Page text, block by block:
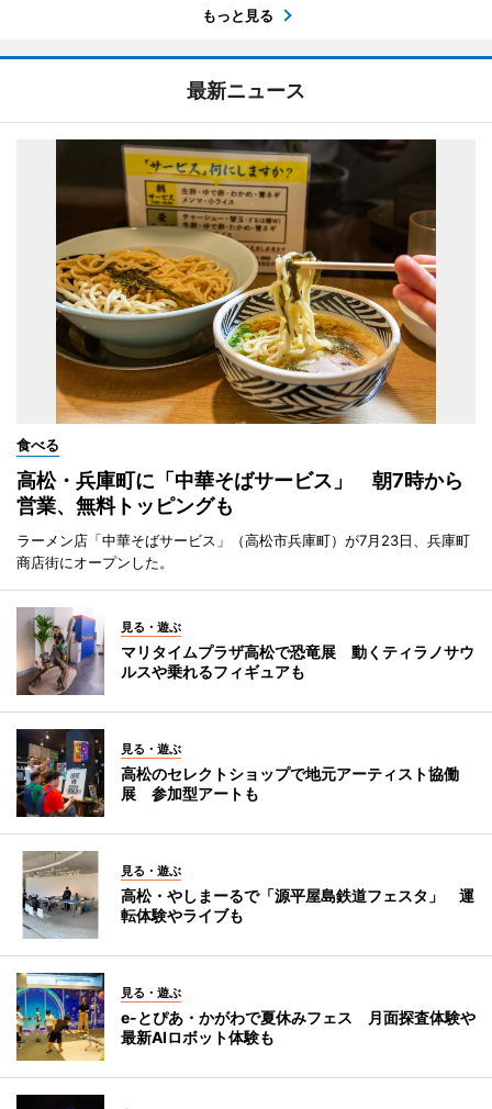
もっと見る
最新ニュース
食べる
高松・兵庫町に「中華そばサービス」 朝7時から
営業、無料トッピングも
ラーメン店「中華そばサービス」（高松市兵庫町）が7月23日、兵庫町
商店街にオープンした。
見る・遊ぶ
マリタイムプラザ高松で恐竜展 動くティラノサウ
ルスや乗れるフィギュアも
見る・遊ぶ
高松のセレクトショップで地元アーティスト協働
展 参加型アートも
見る・遊ぶ
高松・やしまーるで「源平屋島鉄道フェスタ」 運
転体験やライブも
見る・遊ぶ
e-とぴあ・かがわで夏休みフェス 月面探査体験や
最新AIロボット体験も